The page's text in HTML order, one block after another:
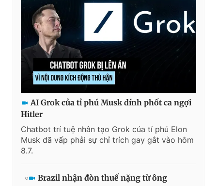
AI Grok của tỉ phú Musk dính phốt ca ngợi
Hitler
Chatbot trí tuệ nhân tạo Grok của tỉ phú Elon
Musk đã vấp phải sự chỉ trích gay gắt vào hôm
8.7.
Brazil nhận đòn thuế nặng từ ông